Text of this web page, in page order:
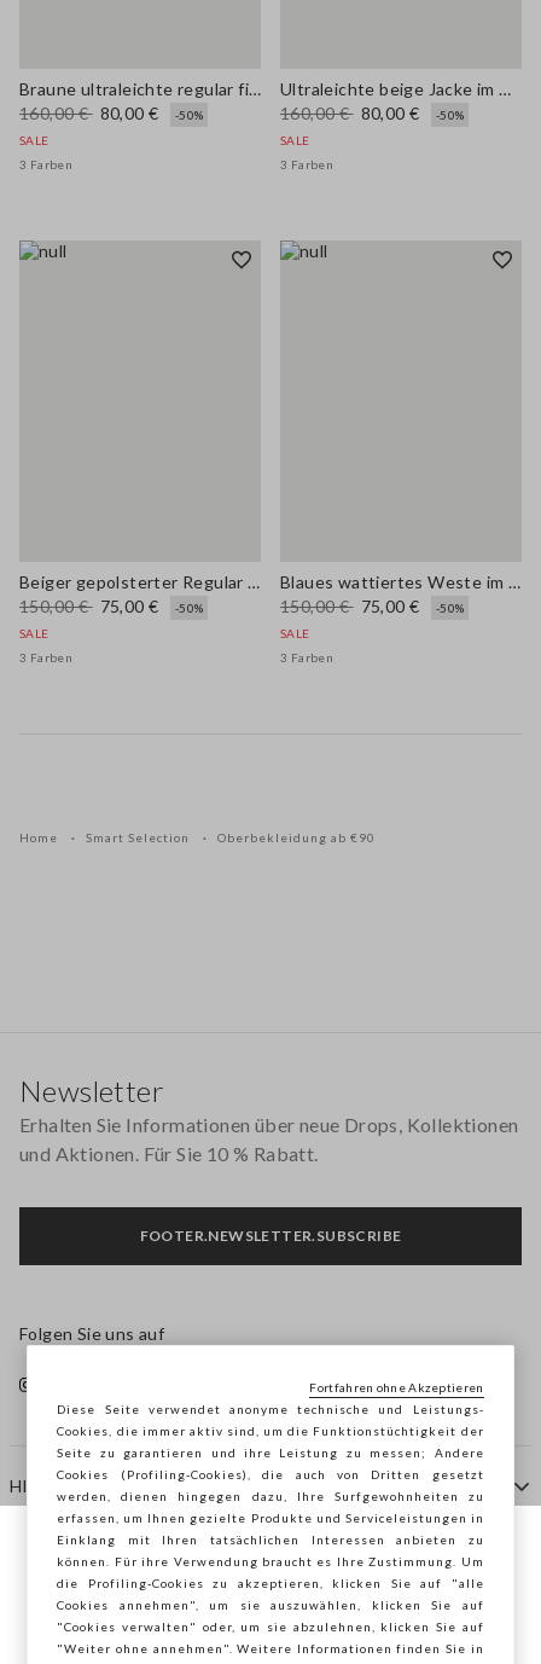
Braune ultraleichte regular fit Jacke mit Reißverschluss
160,00 € 80,00 €
-50%
SALE
3 Farben
Ultraleichte beige Jacke im Regular Fit mit Reißverschluss
160,00 € 80,00 €
-50%
SALE
3 Farben
Beiger gepolsterter Regular Fit Gilet mit Reißverschluss
150,00 € 75,00 €
-50%
SALE
3 Farben
Blaues wattiertes Weste im regular fit mit Reißverschluss
150,00 € 75,00 €
-50%
SALE
3 Farben
Home Smart Selection Oberbekleidung ab €90
HILFE
AGENTUR
KONTAKTE
Newsletter
Erhalten Sie Informationen über neue Drops, Kollektionen
und Aktionen. Für Sie 10 % Rabatt.
FOOTER.NEWSLETTER.SUBSCRIBE
Folgen Sie uns auf
Sie surfen auf der Seite von STEFANEL
Deutschland, möchten Sie Ihren Standort
speichern?
Diese Seite verwendet anonyme technische und Leistungs-
Cookies, die immer aktiv sind, um die Funktionstüchtigkeit der
Seite zu garantieren und ihre Leistung zu messen; Andere
Cookies (Profiling-Cookies), die auch von Dritten gesetzt
werden, dienen hingegen dazu, Ihre Surfgewohnheiten zu
erfassen, um Ihnen gezielte Produkte und Serviceleistungen in
Einklang mit Ihren tatsächlichen Interessen anbieten zu
können. Für ihre Verwendung braucht es Ihre Zustimmung. Um
die Profiling-Cookies zu akzeptieren, klicken Sie auf "alle
Cookies annehmen", um sie auszuwählen, klicken Sie auf
"Cookies verwalten" oder, um sie abzulehnen, klicken Sie auf
"Weiter ohne annehmen". Weitere Informationen finden Sie in
Fortfahren ohne Akzeptieren